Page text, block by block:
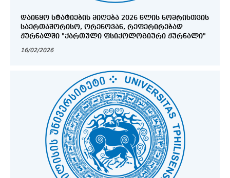
ᲓᲐᲘᲬᲧᲝ ᲡᲢᲐᲢᲘᲔᲑᲘᲡ ᲛᲘᲦᲔᲑᲐ 2026 ᲬᲚᲘᲡ ᲜᲝᲛᲠᲘᲡᲗᲕᲘᲡ
ᲡᲐᲔᲠᲗᲐᲨᲝᲠᲘᲡᲝ, ᲝᲠᲔᲜᲝᲕᲐᲜ, ᲠᲔᲤᲔᲠᲘᲠᲔᲑᲐᲓ
ᲟᲣᲠᲜᲐᲚᲨᲘ "ᲥᲐᲠᲗᲣᲚᲘ ᲤᲡᲘᲥᲝᲚᲝᲒᲘᲣᲠᲘ ᲟᲣᲠᲜᲐᲚᲘ"
16/02/2026